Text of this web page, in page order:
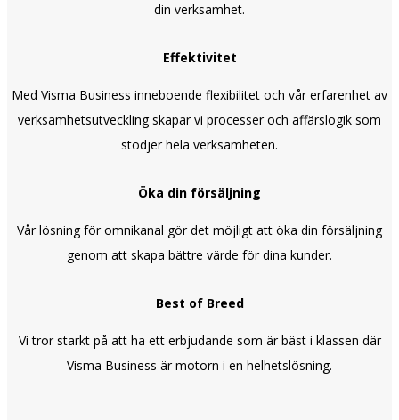
din verksamhet.
Effektivitet
Med Visma Business inneboende flexibilitet och vår erfarenhet av
verksamhetsutveckling skapar vi processer och affärslogik som
stödjer hela verksamheten.
Öka din försäljning
Vår lösning för omnikanal gör det möjligt att öka din försäljning
genom att skapa bättre värde för dina kunder.
Best of Breed
Vi tror starkt på att ha ett erbjudande som är bäst i klassen där
Visma Business är motorn i en helhetslösning.